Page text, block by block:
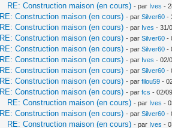
RE: Construction maison (en cours) - par Ives -
RE: Construction maison (en cours) - parSilver60 -
RE: Construction maison (en cours) - par Ives - 31/
RE: Construction maison (en cours) - parSilver60 -
RE: Construction maison (en cours) - parSilver60 -
RE: Construction maison (en cours) - par Ives - 02/
RE: Construction maison (en cours) - parSilver60 -
RE: Construction maison (en cours) - parfilou59 -
RE: Construction maison (en cours) - parfcs - 02/
RE: Construction maison (en cours) - par Ives -
RE: Construction maison (en cours) - parSilver60 -
RE: Construction maison (en cours) - par Ives -